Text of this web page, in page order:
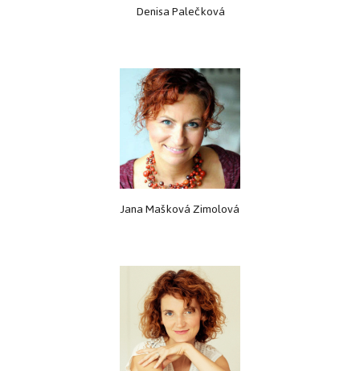
Denisa Palečková
Jana Mašková Zimolová